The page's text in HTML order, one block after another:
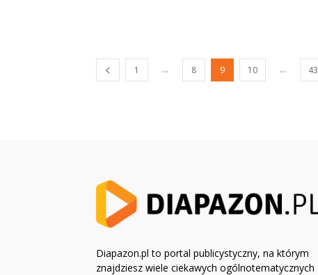
1 ... 8 9 10 ... 43
Diapazon.pl to portal publicystyczny, na którym
znajdziesz wiele ciekawych ogólnotematycznych